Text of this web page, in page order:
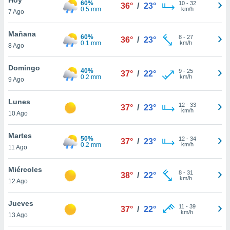
y
en
más
de
7 Ago
60%
0.5 mm
36° / 23° 10- 32
km/h
Mañana
8 Ago
60%
0.1 mm
36° / 23° 8- 27
km/h
Domingo
9 Ago
40%
0.2 mm
37° / 22° 9- 25
km/h
Lunes
10 Ago
37° / 23° 12- 33
km/h
Martes
11 Ago
50%
0.2 mm
37° / 23° 12- 34
km/h
Miércoles
12 Ago
38° / 22° 8- 31
km/h
Jueves
13 Ago
37° / 22° 11 - 39
km/h